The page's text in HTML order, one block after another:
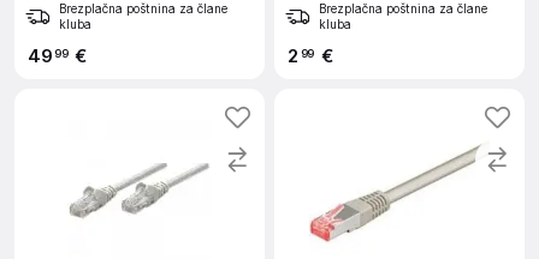
Brezplačna poštnina za člane
kluba
4999 €
Brezplačna poštnina za člane
kluba
2 99 €